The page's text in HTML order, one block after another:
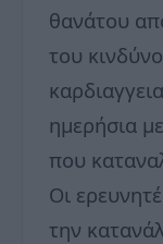
θανάτου
του
ημερήσια
που
Οι
την